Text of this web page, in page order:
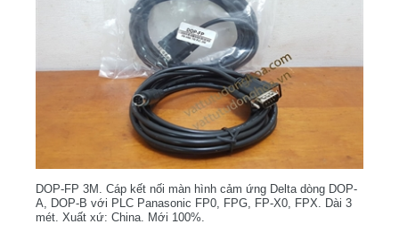
DOP-FP 3M. Cáp kết nối màn hình cảm ứng Delta dòng DOP-
A, DOP-B với PLC Panasonic FP0, FPG, FP-X0, FPX. Dài 3
mét. Xuất xứ: China. Mới 100%.